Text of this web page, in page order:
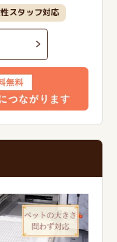
スタッフ対応